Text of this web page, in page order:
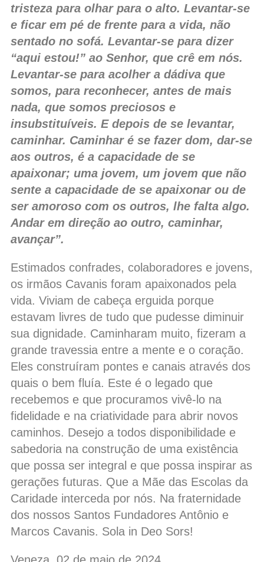
tristeza para olhar para o alto. Levantar-se
e ficar em pé de frente para a vida, não
sentado no sofá. Levantar-se para dizer
“aqui estou!” ao Senhor, que crê em nós.
Levantar-se para acolher a dádiva que
somos, para reconhecer, antes de mais
nada, que somos preciosos e
insubstituíveis. E depois de se levantar,
caminhar. Caminhar é se fazer dom, dar-se
aos outros, é a capacidade de se
apaixonar; uma jovem, um jovem que não
sente a capacidade de se apaixonar ou de
ser amoroso com os outros, lhe falta algo.
Andar em direção ao outro, caminhar,
avançar”.
Estimados confrades, colaboradores e jovens,
os irmãos Cavanis foram apaixonados pela
vida. Viviam de cabeça erguida porque
estavam livres de tudo que pudesse diminuir
sua dignidade. Caminharam muito, fizeram a
grande travessia entre a mente e o coração.
Eles construíram pontes e canais através dos
quais o bem fluía. Este é o legado que
recebemos e que procuramos vivê-lo na
fidelidade e na criatividade para abrir novos
caminhos. Desejo a todos disponibilidade e
sabedoria na construção de uma existência
que possa ser integral e que possa inspirar as
gerações futuras. Que a Mãe das Escolas da
Caridade interceda por nós. Na fraternidade
dos nossos Santos Fundadores Antônio e
Marcos Cavanis. Sola in Deo Sors!